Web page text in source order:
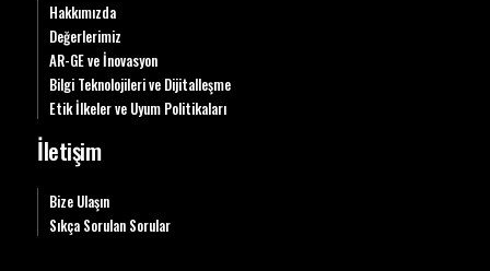
Hakkımızda
Değerlerimiz
AR-GE ve İnovasyon
Bilgi Teknolojileri ve Dijitalleşme
Etik İlkeler ve Uyum Politikaları
İletişim
Bize Ulaşın
Sıkça Sorulan Sorular